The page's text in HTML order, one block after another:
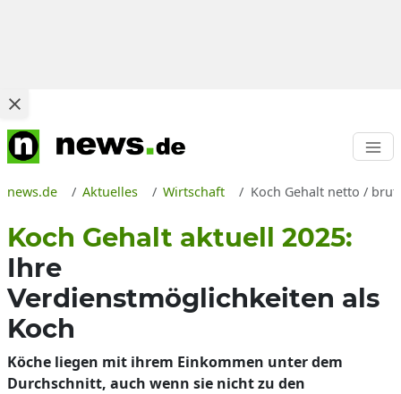
news.de Aktuelles Wirtschaft Koch Gehalt netto /
Koch Gehalt aktuell 2025:
Ihre
Verdienstmöglichkeiten als
Koch
Köche liegen mit ihrem Einkommen unter dem
Durchschnitt, auch wenn sie nicht zu den